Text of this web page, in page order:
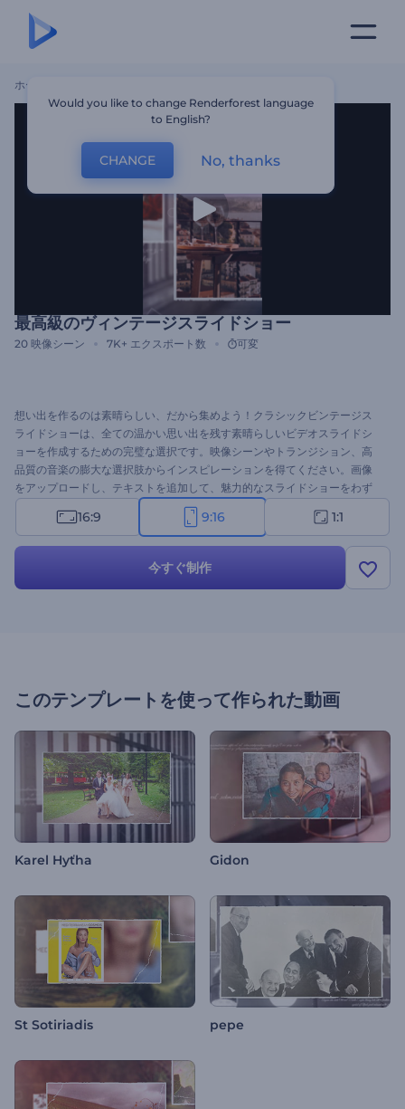
ホーム
最高級のヴィンテージスライドショー
20 映像シーン 7K+ エクスポート数 可変
想い出を作るのは素晴らしい、だから集めよう！クラシックビンテージス
ライドショーは、全ての温かい思い出を残す素晴らしいビデオスライドシ
ョーを作成するための完璧な選択です。映像シーンやトランジション、高
品質の音楽の膨大な選択肢からインスピレーションを得てください。画像
をアップロードし、テキストを追加して、魅力的なスライドショーをわず
か数分で作成できます。家族のイベント、誕生日パーティーや結婚式のス
ライドショー、レトロなプレゼンテーションなどに最適です。今すぐ無料
16:9 9:16 1:1
今すぐ制作
このテンプレートを使って作られた動画
Karel Hyťha Gidon
St Sotiriadis pepe
Would you like to change Renderforest language
to English?
CHANGE No, thanks